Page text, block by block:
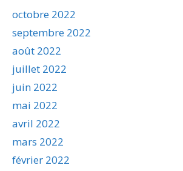
octobre 2022
septembre 2022
août 2022
juillet 2022
juin 2022
mai 2022
avril 2022
mars 2022
février 2022